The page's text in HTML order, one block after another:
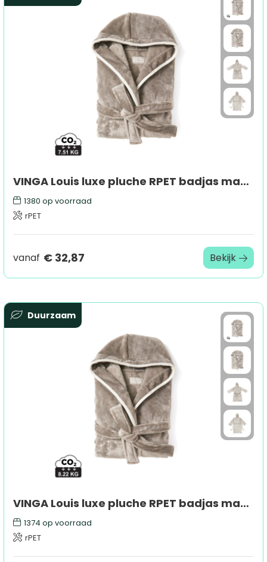
VINGA Louis luxe pluche RPET badjas maat S/M
1380 op voorraad
rPET
vanaf € 32,87 Bekijk
Duurzaam
VINGA Louis luxe pluche RPET badjas maat L/XL
1374 op voorraad
rPET